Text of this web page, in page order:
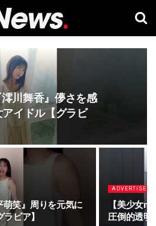
川舞香』儚さを感
アイドル【グラビ
萌笑』周りを元気に
ビア】
ADVERTISE
【美少女
圧倒的透明